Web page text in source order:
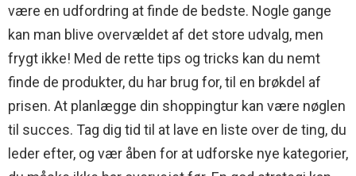
være en udfordring at finde de bedste. Nogle gange
kan man blive overvældet af det store udvalg, men
frygt ikke! Med de rette tips og tricks kan du nemt
finde de produkter, du har brug for, til en brøkdel af
prisen. At planlægge din shoppingtur kan være nøglen
til succes. Tag dig tid til at lave en liste over de ting, du
leder efter, og vær åben for at udforske nye kategorier,